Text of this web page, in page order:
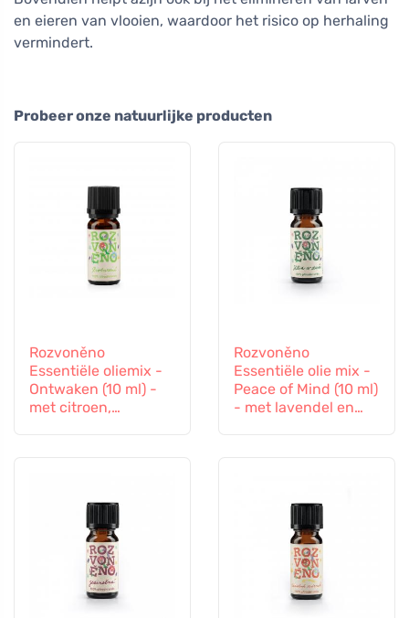
en eieren van vlooien, waardoor het risico op herhaling
vermindert.
Probeer onze natuurlijke producten
Rozvoněno
Essentiële oliemix -
Ontwaken (10 ml) -
met citroen,
Rozvoněno
Essentiële olie mix -
Peace of Mind (10 ml)
- met lavendel en